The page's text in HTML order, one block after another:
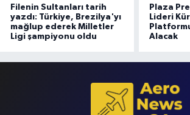
Filenin Sultanları tarih
yazdı: Türkiye, Brezilya'yı
mağlup ederek Milletler
Ligi şampiyonu oldu
Plaza
Lideri
Alacak